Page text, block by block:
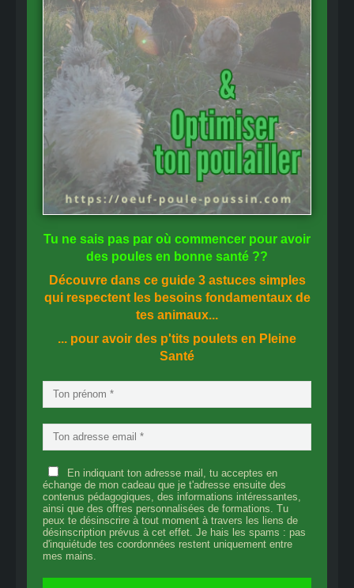
Tu ne sais pas par où commencer pour avoir
des poules en bonne santé ??
Découvre dans ce guide 3 astuces simples
qui respectent les besoins fondamentaux de
tes animaux...
... pour avoir des p'tits poulets en Pleine
Santé
En indiquant ton adresse mail, tu acceptes en
échange de mon cadeau que je t'adresse ensuite des
contenus pédagogiques, des informations intéressantes,
ainsi que des offres personnalisées de formations. Tu
peux te désinscrire à tout moment à travers les liens de
désinscription prévus à cet effet. Je hais les spams : pas
d'inquiétude tes coordonnées restent uniquement entre
mes mains.